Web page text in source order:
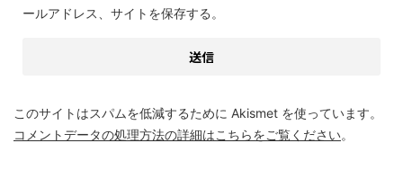
ールアドレス、サイトを保存する。
このサイトはスパムを低減するために Akismet を使っています。
コメントデータの処理方法の詳細はこちらをご覧ください。